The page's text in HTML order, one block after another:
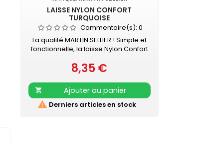
LAISSE NYLON CONFORT
TURQUOISE
Commentaire(s):0
La qualité MARTIN SELLIER ! Simple et
fonctionnelle, la laisse Nylon Confort
promenades en toute sécurité.
Laisse en nylon, robuste et résistante
Poignée renforcée pour plus de
confort Mousqueton laqué noir
Retrouvez également les COLLIERS
Prix
8,35 €

Ajouter au panier
 Derniers articles en stock